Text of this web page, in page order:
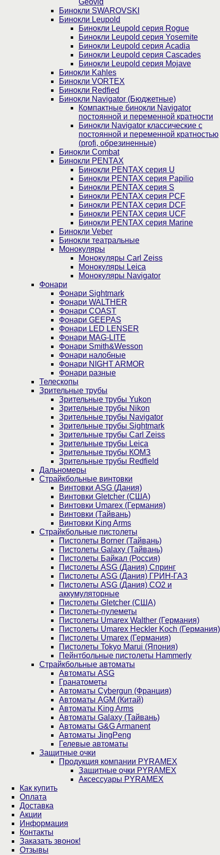
Geovid
Бинокли SWAROVSKI
Бинокли Leupold
Бинокли Leupold серия Rogue
Бинокли Leupold серия Yosemite
Бинокли Leupold серия Acadia
Бинокли Leupold серия Cascades
Бинокли Leupold серия Mojave
Бинокли Kahles
Бинокли VORTEX
Бинокли Redfied
Бинокли Navigator (Бюджетные)
Компактные бинокли Navigator
постоянной и переменной кратности
Бинокли Navigator классические с
постоянной и переменной кратностью
(profi, обрезиненные)
Бинокли Combat
Бинокли PENTAX
Бинокли PENTAX серия U
Бинокли PENTAX серия Papilio
Бинокли PENTAX серия S
Бинокли PENTAX серия PCF
Бинокли PENTAX серия DCF
Бинокли PENTAX серия UCF
Бинокли PENTAX серия Marine
Бинокли Veber
Бинокли театральные
Монокуляры
Монокуляры Carl Zeiss
Монокуляры Leica
Монокуляры Navigator
Фонари
Фонари Sightmark
Фонари WALTHER
Фонари COAST
Фонари GEEPAS
Фонари LED LENSER
Фонари MAG-LITE
Фонари Smith&Wesson
Фонари налобные
Фонари NIGHT ARMOR
Фонари разные
Телескопы
Зрительные трубы
Зрительные трубы Yukon
Зрительные трубы Nikon
Зрительные трубы Navigator
Зрительные трубы Sightmark
Зрительные трубы Carl Zeiss
Зрительные трубы Leica
Зрительные трубы КОМЗ
Зрительные трубы Redfield
Дальномеры
Страйкбольные винтовки
Винтовки ASG (Дания)
Винтовки Gletcher (США)
Винтовки Umarex (Германия)
Винтовки (Тайвань)
Винтовки King Arms
Страйкбольные пистолеты
Пистолеты Borner (Тайвань)
Пистолеты Galaxy (Тайвань)
Пистолеты Байкал (Россия)
Пистолеты ASG (Дания) Спринг
Пистолеты ASG (Дания) ГРИН-ГАЗ
Пистолеты ASG (Дания) CO2 и
аккумуляторные
Пистолеты Gletcher (США)
Пистолеты-пулеметы
Пистолеты Umarex Walther (Германия)
Пистолеты Umarex Heckler Koch (Германия)
Пистолеты Umarex (Германия)
Пистолеты Tokyo Marui (Япония)
Пейнтбольные пистолеты Hammerly
Страйкбольные автоматы
Автоматы ASG
Гранатометы
Автоматы Cybergun (Франция)
Автоматы AGM (Китай)
Автоматы King Arms
Автоматы Galaxy (Тайвань)
Автоматы G&G Armanent
Автоматы JingPeng
Гелевые автоматы
Защитные очки
Продукция компании PYRAMEX
Защитные очки PYRAMEX
Аксессуары PYRAMEX
Как купить
Оплата
Доставка
Акции
Информация
Контакты
Заказать звонок!
Отзывы